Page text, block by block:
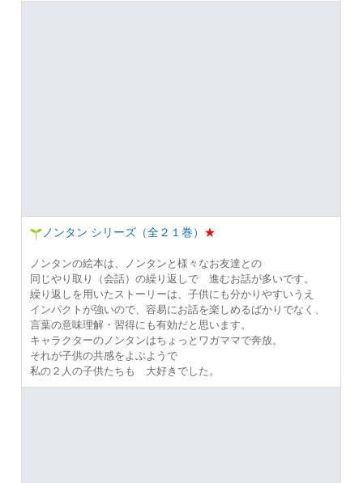
ノンタン シリーズ（全２１巻） ★
ノンタンの絵本は、ノンタンと様々なお友達との
同じやり取り（会話）の繰り返しで 進むお話が多いです。
繰り返しを用いたストーリーは、子供にも分かりやすいうえ
インパクトが強いので、容易にお話を楽しめるばかりでなく、
言葉の意味理解・習得にも有効だと思います。
キャラクターのノンタンはちょっとワガママで奔放。
それが子供の共感をよぶようで
私の２人の子供たちも 大好きでした。